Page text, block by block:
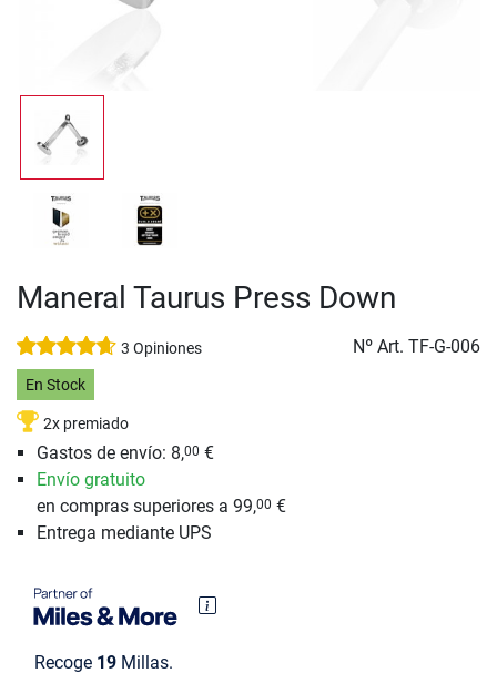
Maneral Taurus Press Down
3 Opiniones Nº Art. TF-G-006
En Stock
2x premiado
Gastos de envío: 8,00 €
Envío gratuito
en compras superiores a 99,00 €
Entrega mediante UPS
Recoge 19 Millas.